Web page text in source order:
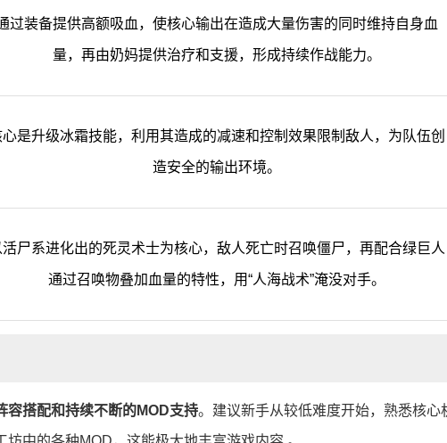
过装备提供高额吸血，使核心输出在造成大量伤害的同时维持自身血
量，再由奶妈提供治疗和支援，形成持续作战能力。
心是升级冰霜技能，利用其造成的减速和控制效果限制敌人，为队伍创
造安全的输出环境。
活尸系进化出的死灵术士为核心，敌人死亡时召唤僵尸，再配合绿巨人
通过召唤物叠加血量的特性，用“人海战术”淹没对手。
容搭配和持续不断的MOD支持。建议新手从较低难度开始，熟悉核心